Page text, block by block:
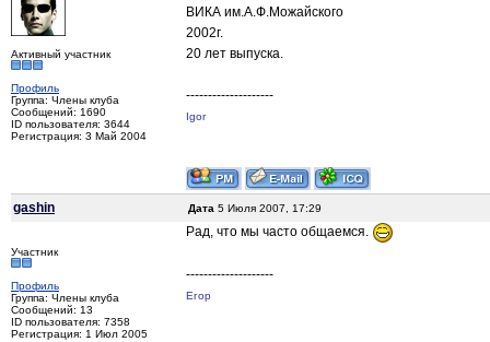
Активный участник
Профиль
Группа: Члены клуба
Сообщений: 1690
ID пользователя: 3644
Регистрация: 3 Май 2004
ВИКА им.А.Ф.Можайского
2002г.
20 лет выпуска.
--------------------
Igor
gashin Дата 5 Июля 2007, 17:29
Участник
Профиль
Группа: Члены клуба
Сообщений: 13
ID пользователя: 7358
Регистрация: 1 Июл 2005
Рад, что мы часто общаемся.
--------------------
Егор